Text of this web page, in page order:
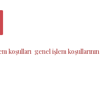
koşulları, genel işlem koşullarının